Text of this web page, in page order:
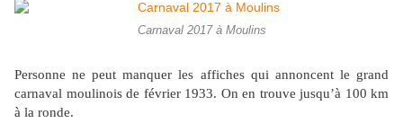
Carnaval 2017 à Moulins
Personne ne peut manquer les affiches qui annoncent le grand
carnaval moulinois de février 1933. On en trouve jusqu’à 100 km
à la ronde.